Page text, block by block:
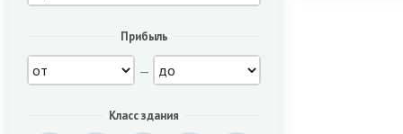
Прибыль
—
Класс здания